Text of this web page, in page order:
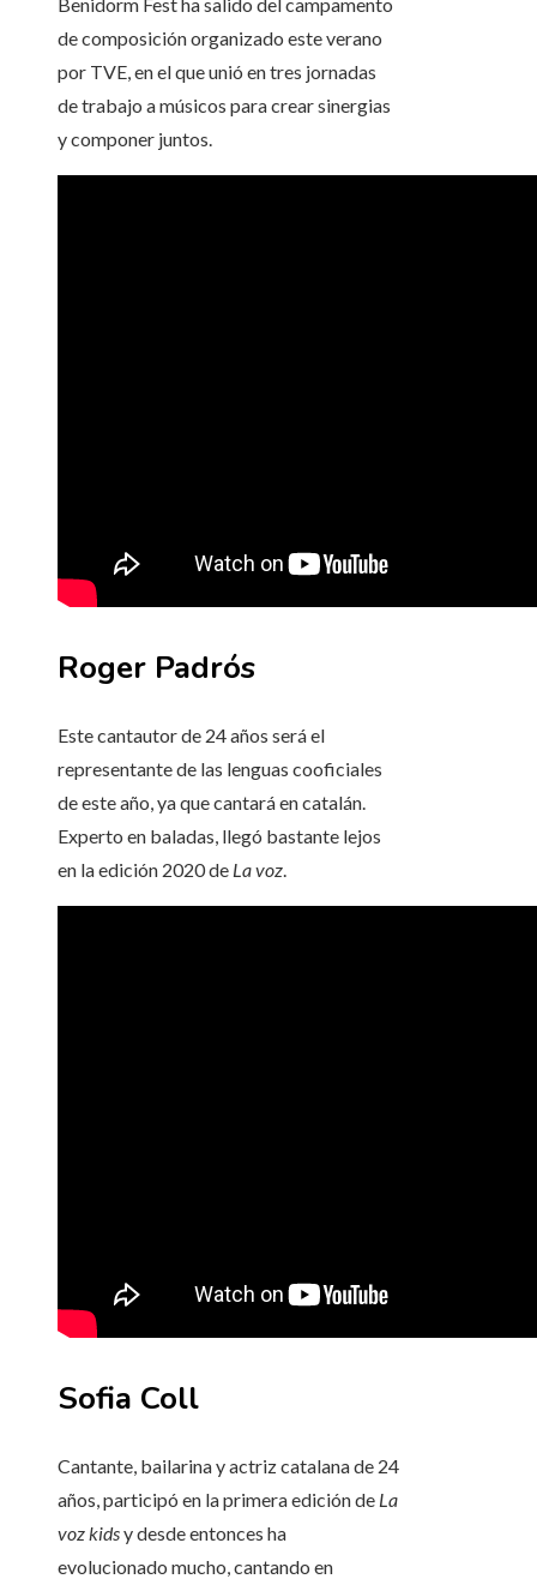
de composición organizado este verano
por TVE, en el que unió en tres jornadas
de trabajo a músicos para crear sinergias
y componer juntos.
Roger Padrós
Este cantautor de 24 años será el
representante de las lenguas cooficiales
de este año, ya que cantará en catalán.
Experto en baladas, llegó bastante lejos
en la edición 2020 de La voz.
Sofia Coll
Cantante, bailarina y actriz catalana de 24
años, participó en la primera edición de La
voz kidsy desde entonces ha
evolucionado mucho, cantando en